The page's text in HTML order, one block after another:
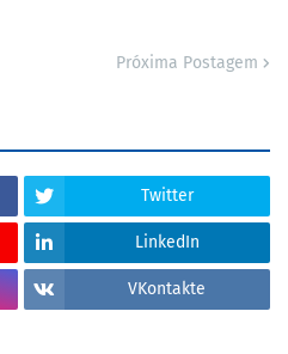
Próxima Postagem
Twitter
LinkedIn
VKontakte